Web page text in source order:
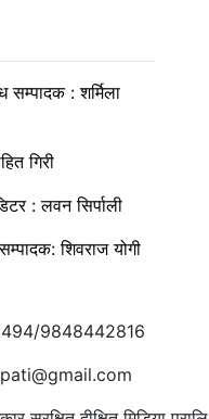
सम्पादक : शर्मिला
गिरी
: लवन सिर्पाली
शिवराज योगी
9848442816